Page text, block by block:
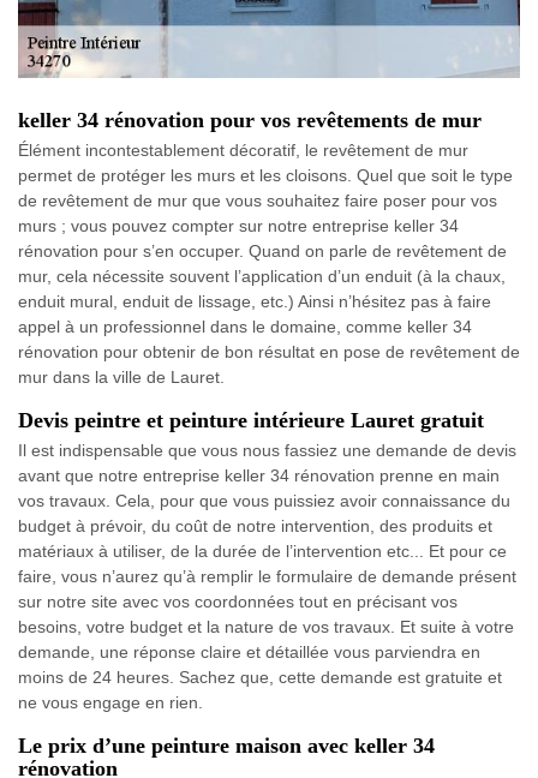
keller 34 rénovation pour vos revêtements de mur
Élément incontestablement décoratif, le revêtement de mur
permet de protéger les murs et les cloisons. Quel que soit le type
de revêtement de mur que vous souhaitez faire poser pour vos
murs ; vous pouvez compter sur notre entreprise keller 34
rénovation pour s’en occuper. Quand on parle de revêtement de
mur, cela nécessite souvent l’application d’un enduit (à la chaux,
enduit mural, enduit de lissage, etc.) Ainsi n’hésitez pas à faire
appel à un professionnel dans le domaine, comme keller 34
rénovation pour obtenir de bon résultat en pose de revêtement de
mur dans la ville de Lauret.
Devis peintre et peinture intérieure Lauret gratuit
Il est indispensable que vous nous fassiez une demande de devis
avant que notre entreprise keller 34 rénovation prenne en main
vos travaux. Cela, pour que vous puissiez avoir connaissance du
budget à prévoir, du coût de notre intervention, des produits et
matériaux à utiliser, de la durée de l’intervention etc... Et pour ce
faire, vous n’aurez qu’à remplir le formulaire de demande présent
sur notre site avec vos coordonnées tout en précisant vos
besoins, votre budget et la nature de vos travaux. Et suite à votre
demande, une réponse claire et détaillée vous parviendra en
moins de 24 heures. Sachez que, cette demande est gratuite et
ne vous engage en rien.
Le prix d’une peinture maison avec keller 34
rénovation